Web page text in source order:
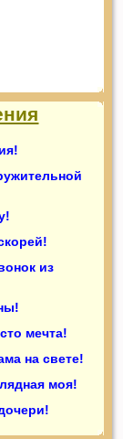
из
мечта!
на свете!
моя!